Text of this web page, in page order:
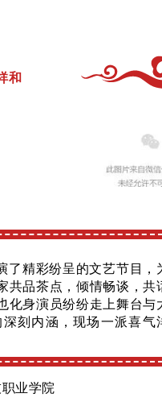
和
了精彩纷呈的文艺节目，
共品茶点，倾情畅谈，共
化身演员纷纷走上舞台与
刻内涵，现场一派喜气